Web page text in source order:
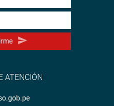
ATENCIÓN